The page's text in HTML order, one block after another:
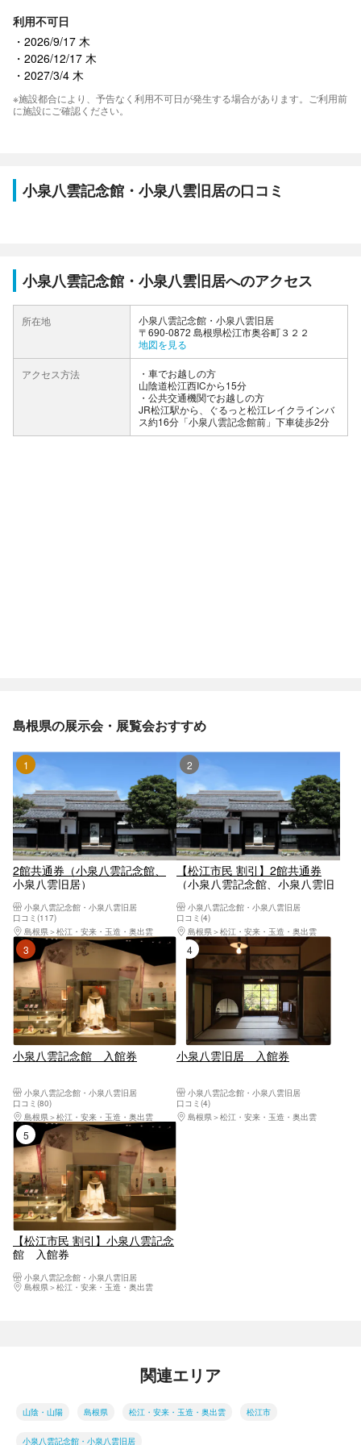
利用不可日
2026/9/17 木
2026/12/17 木
2027/3/4 木
※施設都合により、予告なく利用不可日が発生する場合があります。ご利用前
に施設にご確認ください。
小泉八雲記念館・小泉八雲旧居の口コミ
小泉八雲記念館・小泉八雲旧居へのアクセス
所在地
小泉八雲記念館・小泉八雲旧居
〒690-0872 島根県松江市奥谷町３２２
地図を見る
アクセス方法
車でお越しの方
山陰道松江西ICから15分
公共交通機関でお越しの方
JR松江駅から、ぐるっと松江レイクラインバ
ス約16分「小泉八雲記念館前」下車徒歩2分
島根県の展示会・展覧会おすすめ
1位
2館共通券（小泉八雲記念館、
小泉八雲旧居）
小泉八雲記念館・小泉八雲旧居
口コミ(117)
島根県
松江・安来・玉造・奥出雲
2位
【松江市民 割引】2館共通券
（小泉八雲記念館、小泉八雲旧
小泉八雲記念館・小泉八雲旧居
口コミ(4)
島根県
松江・安来・玉造・奥出雲
3位
小泉八雲記念館 入館券
小泉八雲記念館・小泉八雲旧居
口コミ(80)
島根県
松江・安来・玉造・奥出雲
4位
小泉八雲旧居 入館券
小泉八雲記念館・小泉八雲旧居
口コミ(4)
島根県
松江・安来・玉造・奥出雲
5位
【松江市民 割引】小泉八雲記念
館 入館券
小泉八雲記念館・小泉八雲旧居
島根県
松江・安来・玉造・奥出雲
関連エリア
山陰・山陽 島根県 松江・安来・玉造・奥出雲 松江市
小泉八雲記念館・小泉八雲旧居